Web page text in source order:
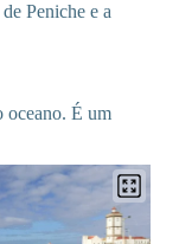
Peniche e a
oceano. É um